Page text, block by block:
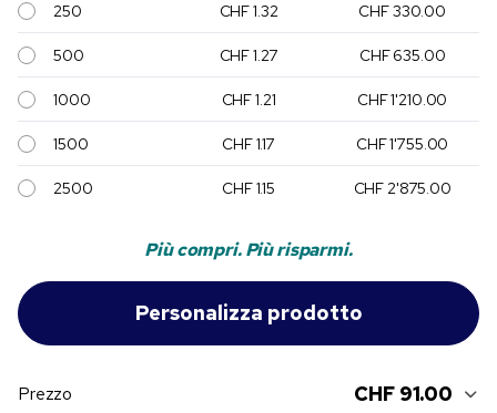
250 CHF 1.32 CHF 330.00
500 CHF 1.27 CHF 635.00
1000 CHF 1.21 CHF 1'210.00
1500 CHF 1.17 CHF 1'755.00
2500 CHF 1.15 CHF 2'875.00
Più compri. Più risparmi.
Prezzo CHF 91.00